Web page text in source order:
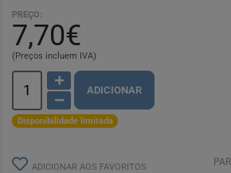
PREÇO:
7,70€
(Preços incluem IVA)
ADICIONAR
Disponibilidade limitada
ADICIONAR AOS FAVORITOS